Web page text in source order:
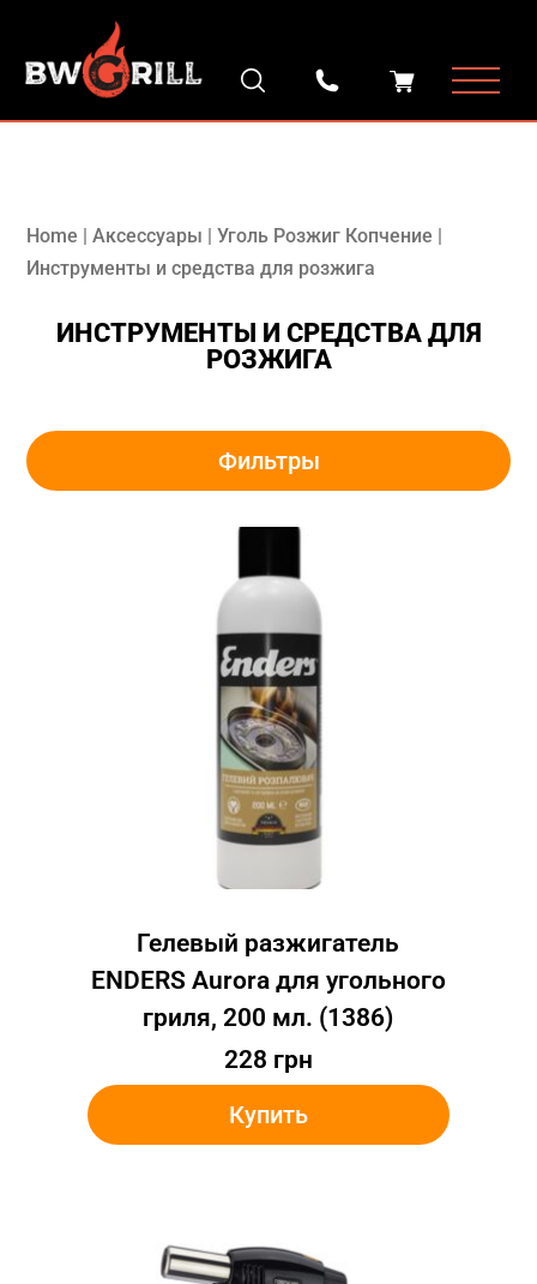
Home |Аксессуары |Уголь Розжиг Копчение |
Инструменты и средства для розжига
ИНСТРУМЕНТЫ И СРЕДСТВА ДЛЯ
РОЗЖИГА
Фильтры
Гелевый разжигатель
ENDERS Aurora для угольного
гриля, 200 мл. (1386)
228 грн
Купить